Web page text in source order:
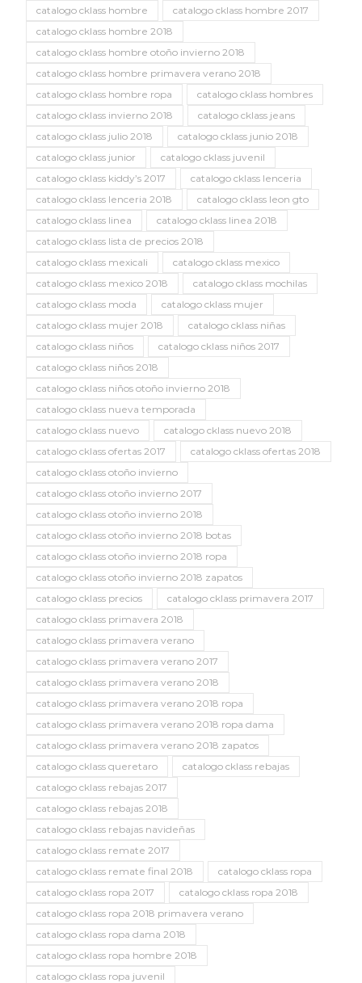
catalogo cklass hombre
catalogo cklass hombre 2017
catalogo cklass hombre 2018
catalogo cklass hombre otoño invierno 2018
catalogo cklass hombre primavera verano 2018
catalogo cklass hombre ropa
catalogo cklass hombres
catalogo cklass invierno 2018
catalogo cklass jeans
catalogo cklass julio 2018
catalogo cklass junio 2018
catalogo cklass junior
catalogo cklass juvenil
catalogo cklass kiddy’s 2017
catalogo cklass lenceria
catalogo cklass lenceria 2018
catalogo cklass leon gto
catalogo cklass linea
catalogo cklass linea 2018
catalogo cklass lista de precios 2018
catalogo cklass mexicali
catalogo cklass mexico
catalogo cklass mexico 2018
catalogo cklass mochilas
catalogo cklass moda
catalogo cklass mujer
catalogo cklass mujer 2018
catalogo cklass niñas
catalogo cklass niños
catalogo cklass niños 2017
catalogo cklass niños 2018
catalogo cklass niños otoño invierno 2018
catalogo cklass nueva temporada
catalogo cklass nuevo
catalogo cklass nuevo 2018
catalogo cklass ofertas 2017
catalogo cklass ofertas 2018
catalogo cklass otoño invierno
catalogo cklass otoño invierno 2017
catalogo cklass otoño invierno 2018
catalogo cklass otoño invierno 2018 botas
catalogo cklass otoño invierno 2018 ropa
catalogo cklass otoño invierno 2018 zapatos
catalogo cklass precios
catalogo cklass primavera 2017
catalogo cklass primavera 2018
catalogo cklass primavera verano
catalogo cklass primavera verano 2017
catalogo cklass primavera verano 2018
catalogo cklass primavera verano 2018 ropa
catalogo cklass primavera verano 2018 ropa dama
catalogo cklass primavera verano 2018 zapatos
catalogo cklass queretaro
catalogo cklass rebajas
catalogo cklass rebajas 2017
catalogo cklass rebajas 2018
catalogo cklass rebajas navideñas
catalogo cklass remate 2017
catalogo cklass remate final 2018
catalogo cklass ropa
catalogo cklass ropa 2017
catalogo cklass ropa 2018
catalogo cklass ropa 2018 primavera verano
catalogo cklass ropa dama 2018
catalogo cklass ropa hombre 2018
catalogo cklass ropa juvenil